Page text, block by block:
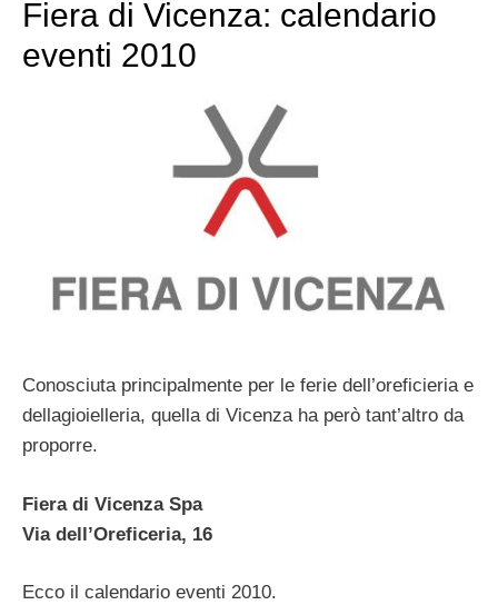
Fiera di Vicenza: calendario
eventi 2010
Conosciuta principalmente per le ferie dell’oreficieria e
dellagioielleria, quella di Vicenza ha però tant’altro da
proporre.
Fiera di Vicenza Spa
Via dell’Oreficeria, 16
Ecco il calendario eventi 2010.